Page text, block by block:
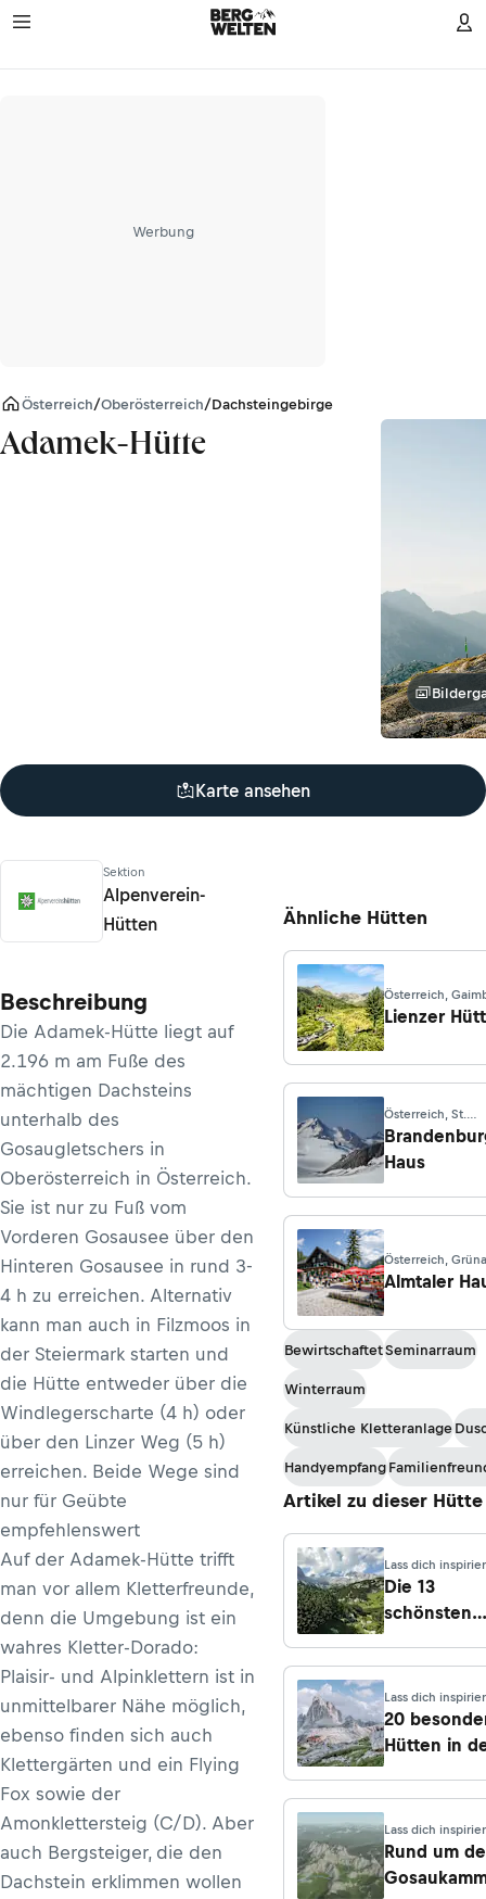
Werbung
Österreich/Oberösterreich/Dachsteingebirge
Adamek-Hütte
Karte ansehen
Alpenverein-Hütten
Sektion
Alpenverein-
Hütten
Beschreibung
Die Adamek-Hütte liegt auf
2.196 m am Fuße des
mächtigen Dachsteins
unterhalb des
Gosaugletschers in
Oberösterreich in Österreich.
Sie ist nur zu Fuß vom
Vorderen Gosausee über den
Hinteren Gosausee in rund 3-
4 h zu erreichen. Alternativ
kann man auch in Filzmoos in
der Steiermark starten und
die Hütte entweder über die
Windlegerscharte (4 h) oder
über den Linzer Weg (5 h)
erreichen. Beide Wege sind
nur für Geübte
empfehlenswert
Auf der Adamek-Hütte trifft
man vor allem Kletterfreunde,
denn die Umgebung ist ein
wahres Kletter-Dorado:
Plaisir- und Alpinklettern ist in
unmittelbarer Nähe möglich,
ebenso finden sich auch
Klettergärten und ein Flying
Fox sowie der
Amonklettersteig (C/D). Aber
auch Bergsteiger, die den
Dachstein erklimmen wollen
Ähnliche Hütten
Österreich,
Lienzer
Österreich, St.
Leonhard/Pitztal
Haus
Österreich,
Almtal
Almtaler
BewirtschaftetSeminarraum
Winterraum
Künstliche Kletteranlage
Handyempfang
Artikel zu dieser Hütte
Lass dich
Die 13
schönsten
Dachstein
Lass dich
20
Hütten in
2026
Lass dich
Rund um